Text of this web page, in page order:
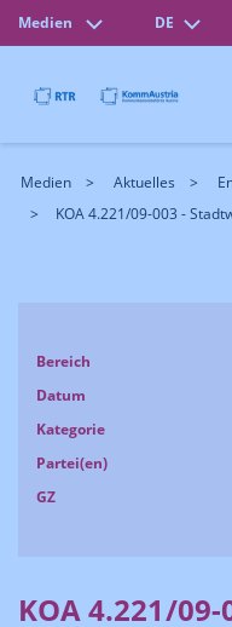
Medien DE
Medien Aktuelles
KOA 4.221/09-003 -
Bereich
Datum
Kategorie
Partei(en)
GZ
KOA 4.221/